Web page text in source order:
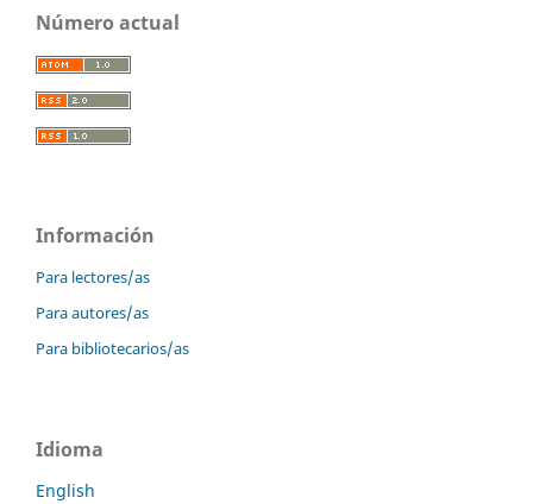
Número actual
Información
Para lectores/as
Para autores/as
Para bibliotecarios/as
Idioma
English